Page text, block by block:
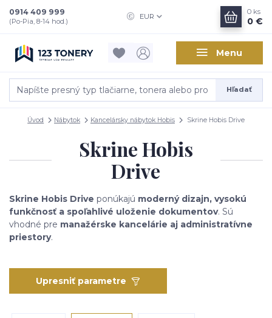
Menu
EUR
Hľadať
0914 409 999
(Po-Pia, 8-14 hod.)
0 ks
0 €
Úvod Nábytok Kancelársky nábytok Hobis Skrine Hobis Drive
Skrine Hobis
Drive
Skrine Hobis Drive ponúkajú moderný dizajn, vysokú
funkčnosť a spoľahlivé uloženie dokumentov. Sú
vhodné pre manažérske kancelárie aj administratívne
priestory.
Upresniť parametre